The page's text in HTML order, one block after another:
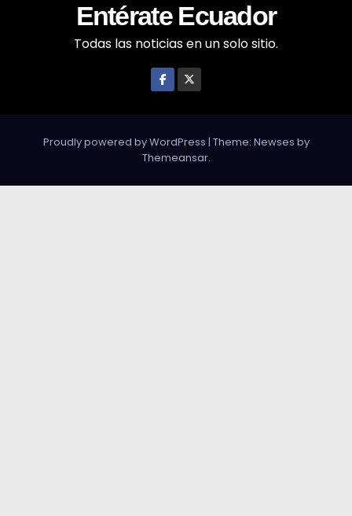
Entérate Ecuador
Todas las noticias en un solo sitio.
Proudly powered by WordPress | Theme: Newses by
Themeansar.